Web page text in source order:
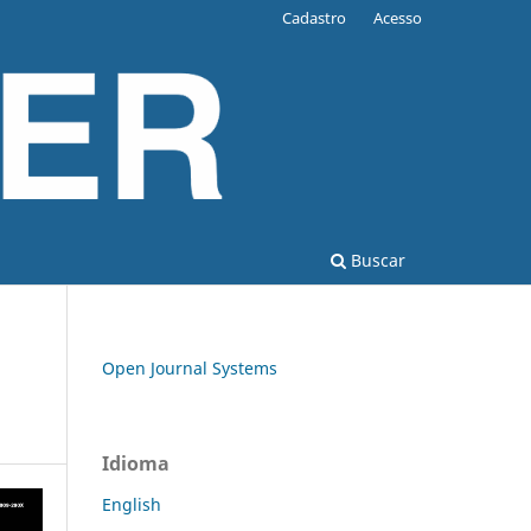
Buscar
Cadastro Acesso
Open Journal Systems
Idioma
English